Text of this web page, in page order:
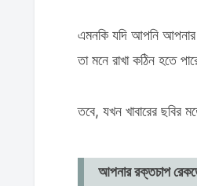
এমনকি যদি আপনি আপনার
তা মনে রাখা কঠিন হতে
তবে, যখন খাবারের ছবির
আপনার রক্তচাপ